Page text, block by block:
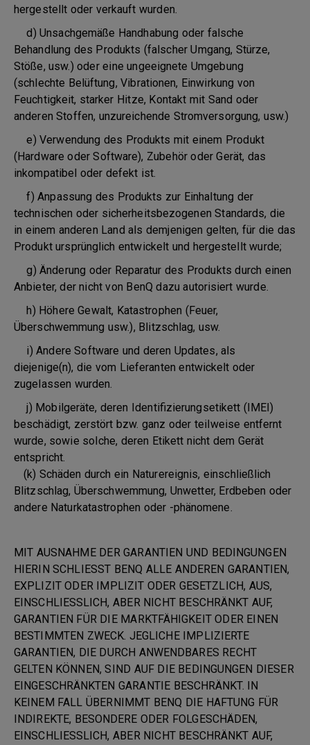
hergestellt oder verkauft wurden.
d) Unsachgemäße Handhabung oder falsche
Behandlung des Produkts (falscher Umgang, Stürze,
Stöße, usw.) oder eine ungeeignete Umgebung
(schlechte Belüftung, Vibrationen, Einwirkung von
Feuchtigkeit, starker Hitze, Kontakt mit Sand oder
anderen Stoffen, unzureichende Stromversorgung, usw.)
e) Verwendung des Produkts mit einem Produkt
(Hardware oder Software), Zubehör oder Gerät, das
inkompatibel oder defekt ist.
f) Anpassung des Produkts zur Einhaltung der
technischen oder sicherheitsbezogenen Standards, die
in einem anderen Land als demjenigen gelten, für die das
Produkt ursprünglich entwickelt und hergestellt wurde;
g) Änderung oder Reparatur des Produkts durch einen
Anbieter, der nicht von BenQ dazu autorisiert wurde.
h) Höhere Gewalt, Katastrophen (Feuer,
Überschwemmung usw.), Blitzschlag, usw.
i) Andere Software und deren Updates, als
diejenige(n), die vom Lieferanten entwickelt oder
zugelassen wurden.
j) Mobilgeräte, deren Identifizierungsetikett (IMEI)
beschädigt, zerstört bzw. ganz oder teilweise entfernt
wurde, sowie solche, deren Etikett nicht dem Gerät
entspricht.
(k) Schäden durch ein Naturereignis, einschließlich
Blitzschlag, Überschwemmung, Unwetter, Erdbeben oder
andere Naturkatastrophen oder -phänomene.
MIT AUSNAHME DER GARANTIEN UND BEDINGUNGEN
HIERIN SCHLIESST BENQ ALLE ANDEREN GARANTIEN,
EXPLIZIT ODER IMPLIZIT ODER GESETZLICH, AUS,
EINSCHLIESSLICH, ABER NICHT BESCHRÄNKT AUF,
GARANTIEN FÜR DIE MARKTFÄHIGKEIT ODER EINEN
BESTIMMTEN ZWECK. JEGLICHE IMPLIZIERTE
GARANTIEN, DIE DURCH ANWENDBARES RECHT
GELTEN KÖNNEN, SIND AUF DIE BEDINGUNGEN DIESER
EINGESCHRÄNKTEN GARANTIE BESCHRÄNKT. IN
KEINEM FALL ÜBERNIMMT BENQ DIE HAFTUNG FÜR
INDIREKTE, BESONDERE ODER FOLGESCHÄDEN,
EINSCHLIESSLICH, ABER NICHT BESCHRÄNKT AUF,